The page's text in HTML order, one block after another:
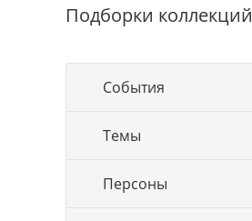
Подборки коллекций
События
Темы
Персоны